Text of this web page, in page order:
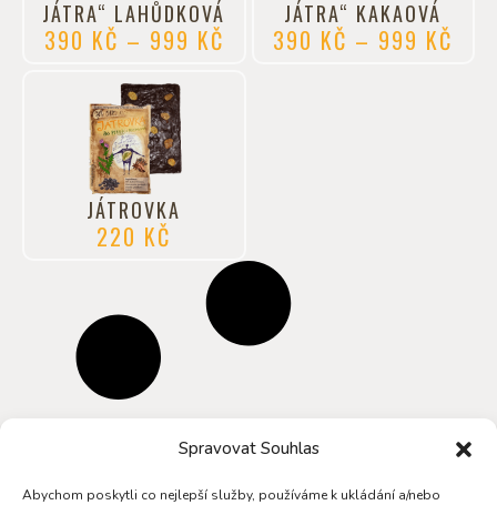
Spravovat Souhlas
Abychom poskytli co nejlepší služby, používáme k ukládání a/nebo
JÁTRA“ LAHŮDKOVÁ
390 KČ – 999 KČ
JÁTRA“ KAKAOVÁ
390 KČ – 999 KČ
JÁTROVKA
220 KČ